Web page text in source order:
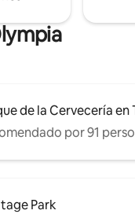
una y otra vez!
de la Cervecería
por 91
Park